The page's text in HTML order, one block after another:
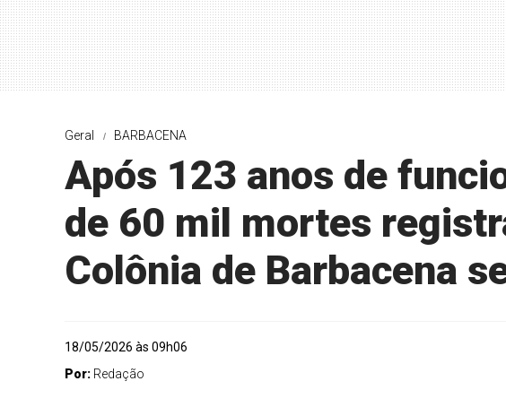
Geral BARBACENA
Após 123 anos de
de 60 mil mortes
Colônia de Barbacena
18/05/2026 às 09h06
Por: Redação